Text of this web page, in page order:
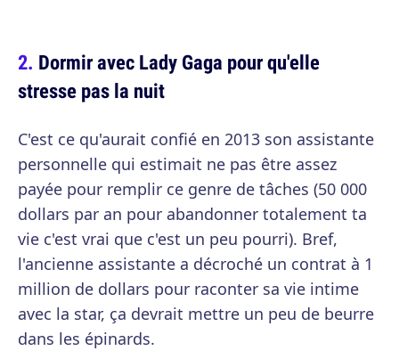
Dormir avec Lady Gaga pour qu'elle
stresse pas la nuit
C'est ce qu'aurait confié en 2013 son assistante
personnelle qui estimait ne pas être assez
payée pour remplir ce genre de tâches (50 000
dollars par an pour abandonner totalement ta
vie c'est vrai que c'est un peu pourri). Bref,
l'ancienne assistante a décroché un contrat à 1
million de dollars pour raconter sa vie intime
avec la star, ça devrait mettre un peu de beurre
dans les épinards.